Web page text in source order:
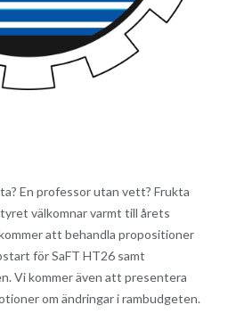
En professor utan vett? Frukta
välkomnar varmt till årets
att behandla propositioner
för SaFT HT26 samt
Vi kommer även att presentera
om ändringar i rambudgeten.